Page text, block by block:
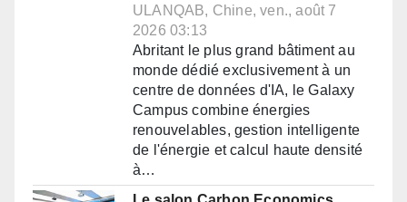
ULANQAB, Chine, ven., août 7
2026 03:13
Abritant le plus grand bâtiment au
monde dédié exclusivement à un
centre de données d'IA, le Galaxy
Campus combine énergies
renouvelables, gestion intelligente
de l'énergie et calcul haute densité
à…